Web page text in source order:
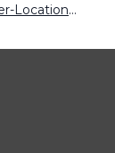
Weihnachtsfeier-Locations Freiburg